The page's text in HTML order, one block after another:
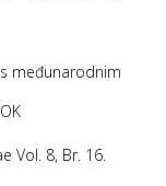
s međunarodnim
Vol. 8, Br. 16.